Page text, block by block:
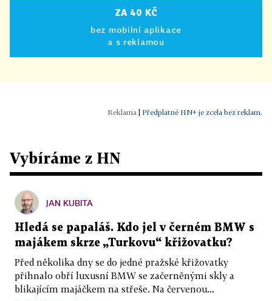
ZA 40 KČ
bez mobilní aplikace
a s reklamou
Předplatné HN+ je zcela bez reklam.
Vybíráme z HN
JAN KUBITA
Hledá se papaláš. Kdo jel v černém BMW s
majákem skrze „Turkovu“ křižovatku?
Před několika dny se do jedné pražské křižovatky
přihnalo obří luxusní BMW se začerněnými skly a
blikajícím majáčkem na střeše. Na červenou...